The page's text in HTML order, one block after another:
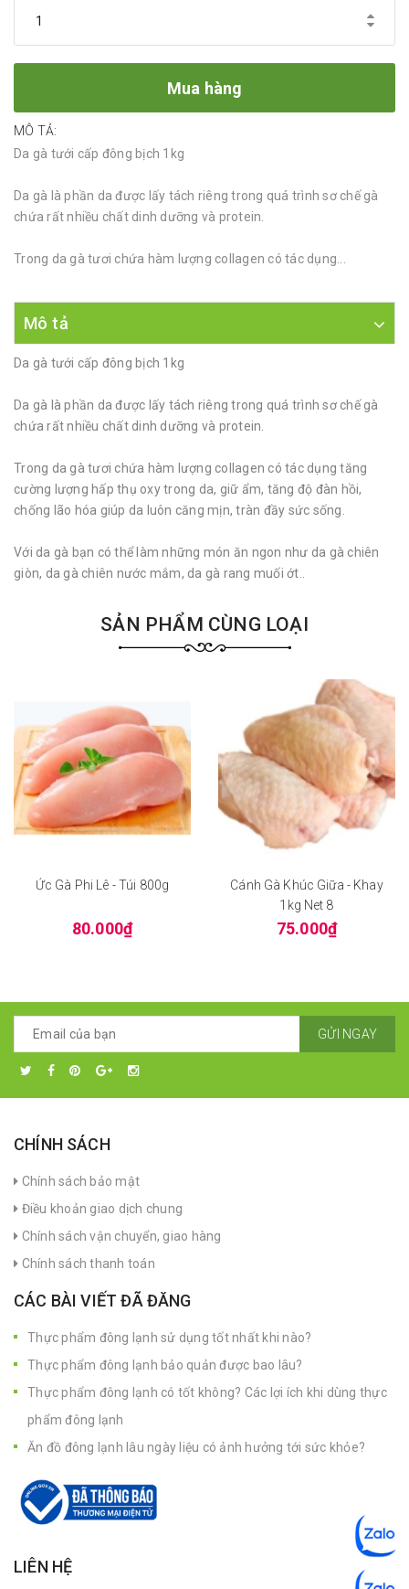
Mua hàng
MÔ TẢ:
Da gà tưới cấp đông bịch 1kg
Da gà là phần da được lấy tách riêng trong quá trình sơ chế gà
chứa rất nhiều chất dinh dưỡng và protein.
Trong da gà tươi chứa hàm lượng collagen có tác dụng...
Mô tả
Da gà tưới cấp đông bịch 1kg
Da gà là phần da được lấy tách riêng trong quá trình sơ chế gà
chứa rất nhiều chất dinh dưỡng và protein.
Trong da gà tươi chứa hàm lượng collagen có tác dụng tăng
cường lượng hấp thụ oxy trong da, giữ ẩm, tăng độ đàn hồi,
chống lão hóa giúp da luôn căng mịn, tràn đầy sức sống.
Với da gà bạn có thể làm những món ăn ngon như da gà chiên
giòn, da gà chiên nước mắm, da gà rang muối ớt..
SẢN PHẨM CÙNG LOẠI
Ức Gà Phi Lê - Túi 800g
80.000₫
Cánh Gà Khúc Giữa - Khay
1kg Net 8
75.000₫
GỬI NGAY
CHÍNH SÁCH
Chính sách bảo mật
Điều khoản giao dịch chung
Chính sách vận chuyển, giao hàng
Chính sách thanh toán
CÁC BÀI VIẾT ĐÃ ĐĂNG
Thực phẩm đông lạnh sử dụng tốt nhất khi nào?
Thực phẩm đông lạnh bảo quản được bao lâu?
Thực phẩm đông lạnh có tốt không? Các lợi ích khi dùng thực
phẩm đông lạnh
Ăn đồ đông lạnh lâu ngày liệu có ảnh hưởng tới sức khỏe?
LIÊN HỆ